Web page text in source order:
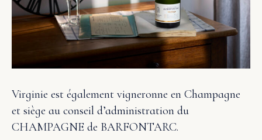
Virginie est également vigneronne en Champagne
et siège au conseil d’administration du
CHAMPAGNE de BARFONTARC.